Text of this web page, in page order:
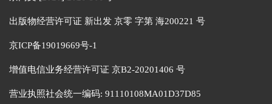
出版物经营许可证 新出发 京零 字第 海200221 号
京ICP备19019669号-1
增值电信业务经营许可证 京B2-20201406 号
营业执照社会统一编码: 91110108MA01D37D85